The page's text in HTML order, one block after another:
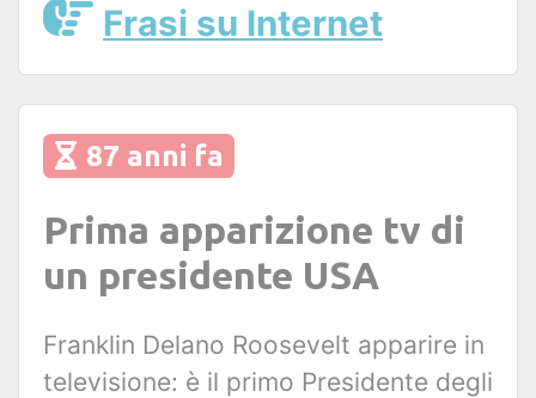
Frasi su Internet
87 anni fa
Prima apparizione tv di
un presidente USA
Franklin Delano Roosevelt apparire in
televisione: è il primo Presidente degli